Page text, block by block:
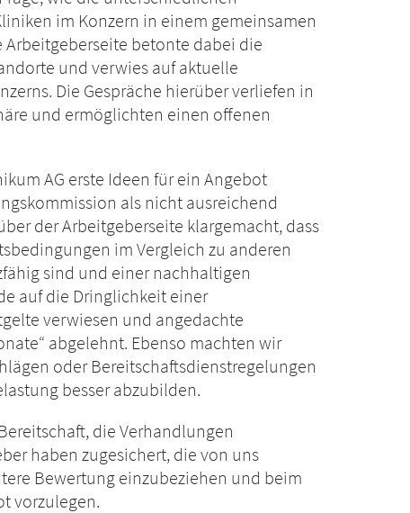
im Konzern in einem gemeinsamen
betonte dabei die
und verwies auf aktuelle
Die Gespräche hierüber verliefen in
und ermöglichten einen offenen
AG erste Ideen für ein Angebot
als nicht ausreichend
der Arbeitgeberseite klargemacht, dass
im Vergleich zu anderen
sind und einer nachhaltigen
auf die Dringlichkeit einer
verwiesen und angedachte
abgelehnt. Ebenso machten wir
oder Bereitschaftsdienstregelungen
besser abzubilden.
die Verhandlungen
haben zugesichert, die von uns
Bewertung einzubeziehen und beim
vorzulegen.